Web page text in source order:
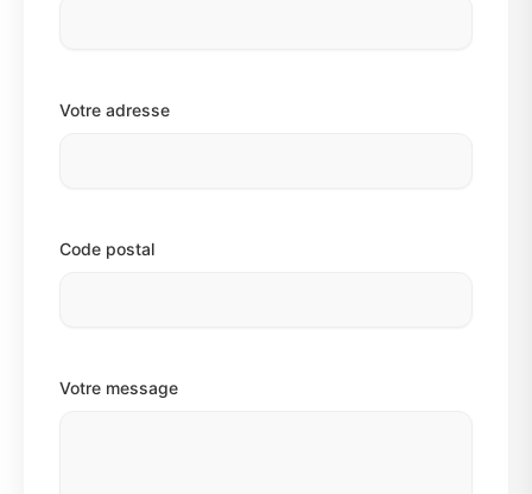
Votre adresse
Code postal
Votre message